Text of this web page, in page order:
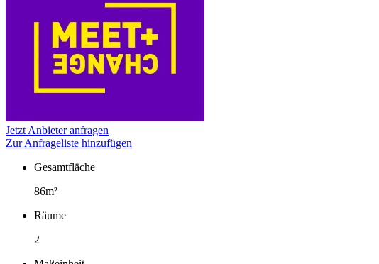
Jetzt Anbieter anfragen
Zur Anfrageliste hinzufügen
Fakten
Gesamtfläche
86m²
Räume
2